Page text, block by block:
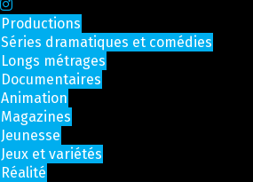
Productions
Séries dramatiques et comédies
Longs métrages
Documentaires
Animation
Magazines
Jeunesse
Jeux et variétés
Réalité